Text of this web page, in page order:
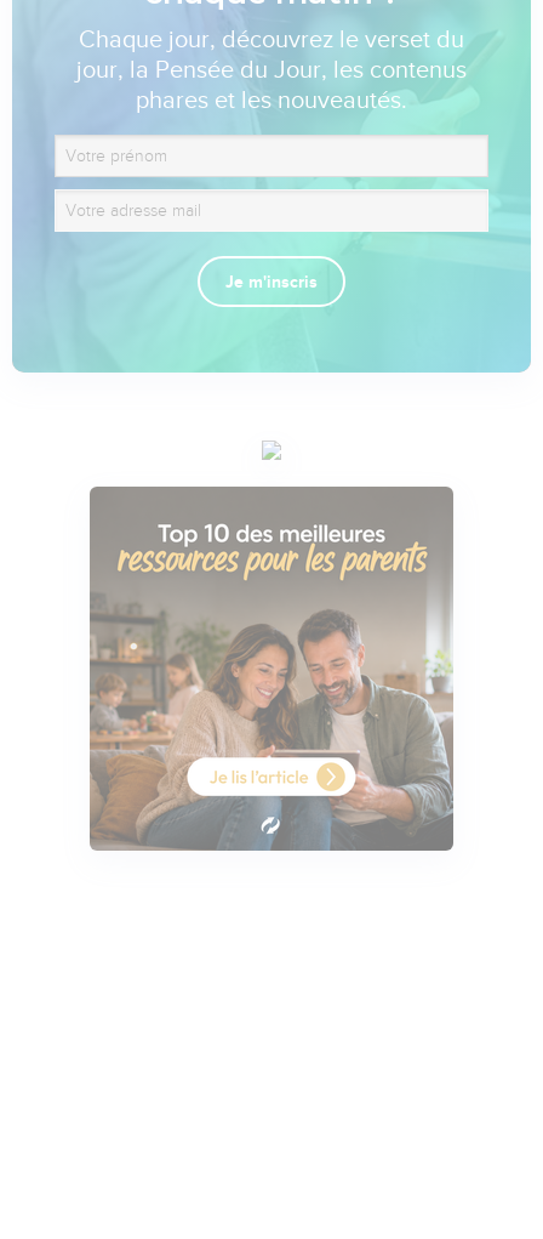
Chaque jour, découvrez le verset du
jour, la Pensée du Jour, les contenus
phares et les nouveautés.
Je m'inscris